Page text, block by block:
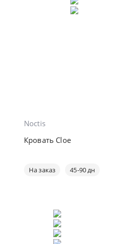
Noctis
Кровать Cloe
На заказ 45-90 дн